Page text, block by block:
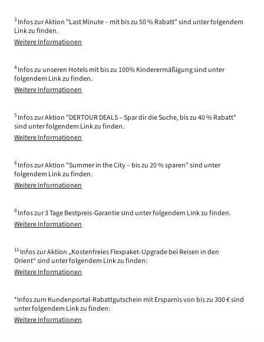
3 Infos zur Aktion "Last Minute – mit bis zu 50 % Rabatt" sind unter folgendem
Link zu finden.
Weitere Informationen
4 Infos zu unseren Hotels mit bis zu 100% Kinderermäßigung sind unter
folgendem Link zu finden.
Weitere Informationen
5 Infos zur Aktion "DERTOUR DEALS – Spar dir die Suche, bis zu 40 % Rabatt"
sind unter folgendem Link zu finden.
Weitere Informationen
6 Infos zur Aktion "Summer in the City – bis zu 20 % sparen" sind unter
folgendem Link zu finden.
Weitere Informationen
9 Infos zur 3 Tage Bestpreis-Garantie sind unter folgendem Link zu finden.
Weitere Informationen
11 Infos zur Aktion „Kostenfreies Flexpaket-Upgrade bei Reisen in den
Orient“ sind unter folgendem Link zu finden:
Weitere Informationen
*Infos zum Kundenportal-Rabattgutschein mit Ersparnis von bis zu 300 € sind
unter folgendem Link zu finden:
Weitere Informationen